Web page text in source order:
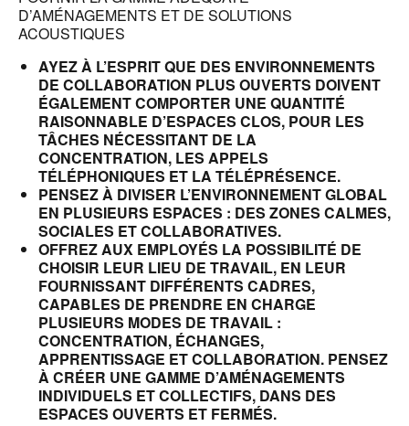
D’AMÉNAGEMENTS ET DE SOLUTIONS
ACOUSTIQUES
AYEZ À L’ESPRIT QUE DES ENVIRONNEMENTS
DE COLLABORATION PLUS OUVERTS DOIVENT
ÉGALEMENT COMPORTER UNE QUANTITÉ
RAISONNABLE D’ESPACES CLOS, POUR LES
TÂCHES NÉCESSITANT DE LA
CONCENTRATION, LES APPELS
TÉLÉPHONIQUES ET LA TÉLÉPRÉSENCE.
PENSEZ À DIVISER L’ENVIRONNEMENT GLOBAL
EN PLUSIEURS ESPACES : DES ZONES CALMES,
SOCIALES ET COLLABORATIVES.
OFFREZ AUX EMPLOYÉS LA POSSIBILITÉ DE
CHOISIR LEUR LIEU DE TRAVAIL, EN LEUR
FOURNISSANT DIFFÉRENTS CADRES,
CAPABLES DE PRENDRE EN CHARGE
PLUSIEURS MODES DE TRAVAIL :
CONCENTRATION, ÉCHANGES,
APPRENTISSAGE ET COLLABORATION. PENSEZ
À CRÉER UNE GAMME D’AMÉNAGEMENTS
INDIVIDUELS ET COLLECTIFS, DANS DES
ESPACES OUVERTS ET FERMÉS.